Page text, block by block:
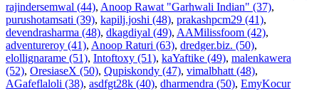
rajindersemwal (44), Anoop Rawat "Garhwali Indian" (37),
purushotamsati (39), kapilj.joshi (48), prakashpcm29 (41),
devendrasharma (48), dkagdiyal (49), AAMilissfoom (42),
adventureroy (41), Anoop Raturi (63), dredger.biz. (50),
elollignarame (51), Intoftoxy (51), kaYaftike (49), malenkawera
(52), OresiaseX (50), Qupiskondy (47), vimalbhatt (48),
AGafeflaloli (38), asdfgt28k (40), dharmendra (50), EmyKocur